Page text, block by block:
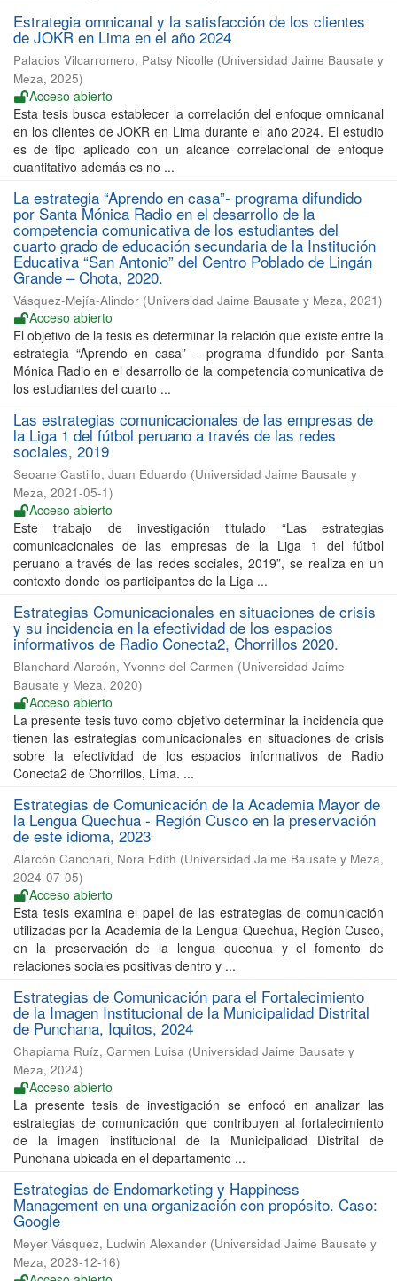
Estrategia omnicanal y la satisfacción de los clientes
de JOKR en Lima en el año 2024
Palacios Vilcarromero, Patsy Nicolle (Universidad Jaime Bausate y
Meza, 2025)
Acceso abierto
Esta tesis busca establecer la correlación del enfoque omnicanal
en los clientes de JOKR en Lima durante el año 2024. El estudio
es de tipo aplicado con un alcance correlacional de enfoque
cuantitativo además es no ...
La estrategia “Aprendo en casa”- programa difundido
por Santa Mónica Radio en el desarrollo de la
competencia comunicativa de los estudiantes del
cuarto grado de educación secundaria de la Institución
Educativa “San Antonio” del Centro Poblado de Lingán
Grande – Chota, 2020.
Vásquez-Mejía-Alindor (Universidad Jaime Bausate y Meza, 2021)
Acceso abierto
El objetivo de la tesis es determinar la relación que existe entre la
estrategia “Aprendo en casa” – programa difundido por Santa
Mónica Radio en el desarrollo de la competencia comunicativa de
los estudiantes del cuarto ...
Las estrategias comunicacionales de las empresas de
la Liga 1 del fútbol peruano a través de las redes
sociales, 2019
Seoane Castillo, Juan Eduardo (Universidad Jaime Bausate y
Meza, 2021-05-1)
Acceso abierto
Este trabajo de investigación titulado “Las estrategias
comunicacionales de las empresas de la Liga 1 del fútbol
peruano a través de las redes sociales, 2019”, se realiza en un
contexto donde los participantes de la Liga ...
Estrategias Comunicacionales en situaciones de crisis
y su incidencia en la efectividad de los espacios
informativos de Radio Conecta2, Chorrillos 2020.
Blanchard Alarcón, Yvonne del Carmen (Universidad Jaime
Bausate y Meza, 2020)
Acceso abierto
La presente tesis tuvo como objetivo determinar la incidencia que
tienen las estrategias comunicacionales en situaciones de crisis
sobre la efectividad de los espacios informativos de Radio
Conecta2 de Chorrillos, Lima. ...
Estrategias de Comunicación de la Academia Mayor de
la Lengua Quechua - Región Cusco en la preservación
de este idioma, 2023
Alarcón Canchari, Nora Edith (Universidad Jaime Bausate y Meza,
2024-07-05)
Acceso abierto
Esta tesis examina el papel de las estrategias de comunicación
utilizadas por la Academia de la Lengua Quechua, Región Cusco,
en la preservación de la lengua quechua y el fomento de
relaciones sociales positivas dentro y ...
Estrategias de Comunicación para el Fortalecimiento
de la Imagen Institucional de la Municipalidad Distrital
de Punchana, Iquitos, 2024
Chapiama Ruíz, Carmen Luisa (Universidad Jaime Bausate y
Meza, 2024)
Acceso abierto
La presente tesis de investigación se enfocó en analizar las
estrategias de comunicación que contribuyen al fortalecimiento
de la imagen institucional de la Municipalidad Distrital de
Punchana ubicada en el departamento ...
Estrategias de Endomarketing y Happiness
Management en una organización con propósito. Caso:
Google
Meyer Vásquez, Ludwin Alexander (Universidad Jaime Bausate y
Meza, 2023-12-16)